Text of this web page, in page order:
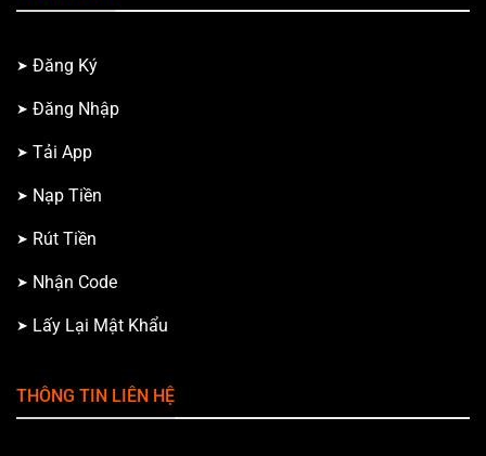
Đăng Ký
Đăng Nhập
Tải App
Nạp Tiền
Rút Tiền
Nhận Code
Lấy Lại Mật Khẩu
THÔNG TIN LIÊN HỆ